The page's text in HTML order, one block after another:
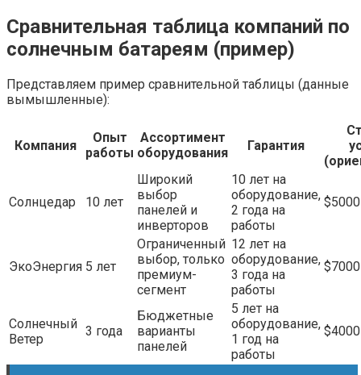
Сравнительная таблица компаний по
солнечным батареям (пример)
Представляем пример сравнительной таблицы (данные
вымышленные):
Компания
Опыт
работы
Ассортимент
оборудования
Гарантия
Солнцедар 10 лет
Широкий
выбор
панелей и
инверторов
10 лет на
оборудование,
2 года на
работы
ЭкоЭнергия 5 лет
Ограниченный
выбор, только
премиум-
сегмент
12 лет на
оборудование,
3 года на
работы
Солнечный
Ветер
3 года
Бюджетные
варианты
панелей
5 лет на
оборудование,
1 год на
работы